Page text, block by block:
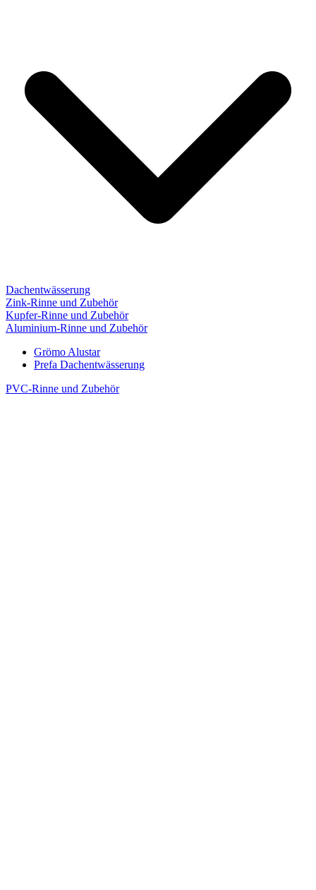
Dachentwässerung
Zink-Rinne und Zubehör
Kupfer-Rinne und Zubehör
Aluminium-Rinne und Zubehör
Grömo Alustar
Prefa Dachentwässerung
PVC-Rinne und Zubehör